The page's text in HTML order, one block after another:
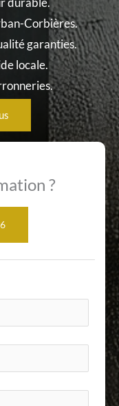
Corbières.
garanties.
locale.
?